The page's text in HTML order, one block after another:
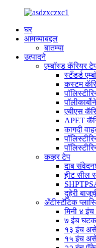
घर
आमच्याबद्दल
बातम्या
उत्पादने
एम्बॉस्ड कॅरियर
स्टँडर्ड
कस्टम
एबीएस
APET
कागदी
कव्हर टेप
दाब
हीट सील
दुहेरी
अँटीस्टॅटिक
मिनी ४
७ इंच घटक
१३ इंच
१५ इंच